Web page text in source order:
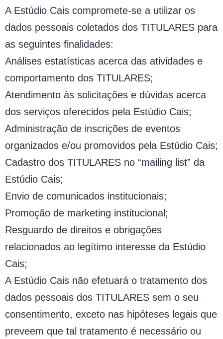
A Estúdio Cais compromete-se a utilizar os
dados pessoais coletados dos TITULARES para
as seguintes finalidades:
Análises estatísticas acerca das atividades e
comportamento dos TITULARES;
Atendimento às solicitações e dúvidas acerca
dos serviços oferecidos pela Estúdio Cais;
Administração de inscrições de eventos
organizados e/ou promovidos pela Estúdio Cais;
Cadastro dos TITULARES no “mailing list” da
Estúdio Cais;
Envio de comunicados institucionais;
Promoção de marketing institucional;
Resguardo de direitos e obrigações
relacionados ao legítimo interesse da Estúdio
Cais;
A Estúdio Cais não efetuará o tratamento dos
dados pessoais dos TITULARES sem o seu
consentimento, exceto nas hipóteses legais que
preveem que tal tratamento é necessário ou